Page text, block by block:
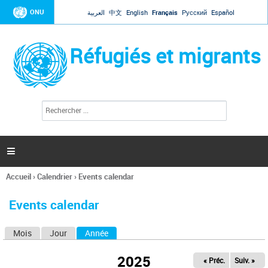
Jump to navigation
ONU العربية 中文 English Français Русский Español
Réfugiés et migrants
l
c
h
e

Vous
ici
Accueil›Calendrier› Events calendar
Events calendar
Mois Jour Année
2025 « Préc. Suiv. »